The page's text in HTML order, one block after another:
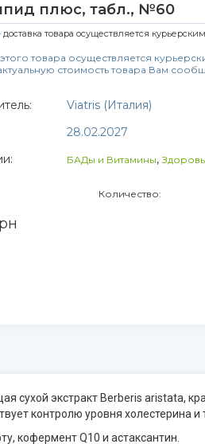
плюс, табл., №60
доставка товара осуществляется
товара осуществляется
стоимость товара Вам
Viatris (Италия)
28.02.2027
БАДы и Витамины,
Количество:
сухой экстракт Berberis aristata,
контролю уровня холестерина и
кофермент Q10 и астаксантин.